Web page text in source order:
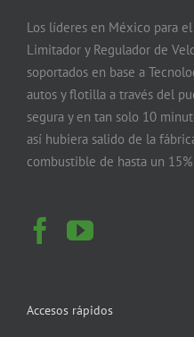
Los líderes en México para
Limitador y Regulador de
soportados en base a
autos y flotilla a través del
segura y en tan solo 10
así hubiera salido de la
combustible de hasta un
Accesos rápidos